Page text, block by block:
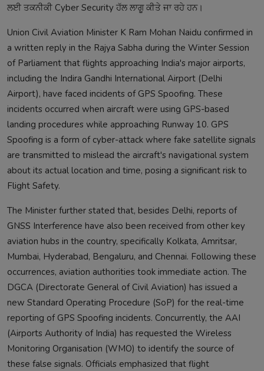
ਲਈ ਤਕਨੀਕੀ Cyber Security ਹੱਲ ਲਾਗੂ ਕੀਤੇ ਜਾ ਰਹੇ ਹਨ।
Union Civil Aviation Minister K Ram Mohan Naidu confirmed in
a written reply in the Rajya Sabha during the Winter Session
of Parliament that flights approaching India's major airports,
including the Indira Gandhi International Airport (Delhi
Airport), have faced incidents of GPS Spoofing. These
incidents occurred when aircraft were using GPS-based
landing procedures while approaching Runway 10. GPS
Spoofing is a form of cyber-attack where fake satellite signals
are transmitted to mislead the aircraft's navigational system
about its actual location and time, posing a significant risk to
Flight Safety.
The Minister further stated that, besides Delhi, reports of
GNSS Interference have also been received from other key
aviation hubs in the country, specifically Kolkata, Amritsar,
Mumbai, Hyderabad, Bengaluru, and Chennai. Following these
occurrences, aviation authorities took immediate action. The
DGCA (Directorate General of Civil Aviation) has issued a
new Standard Operating Procedure (SoP) for the real-time
reporting of GPS Spoofing incidents. Concurrently, the AAI
(Airports Authority of India) has requested the Wireless
Monitoring Organisation (WMO) to identify the source of
these false signals. Officials emphasized that flight